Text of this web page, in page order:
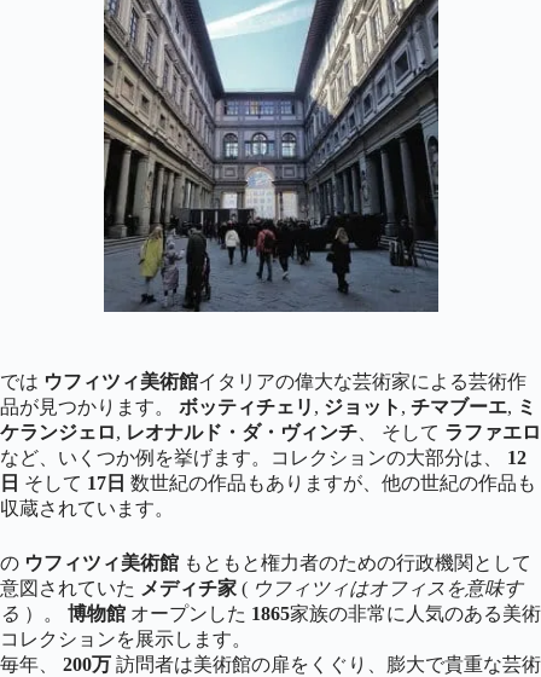
では ウフィツィ美術館イタリアの偉大な芸術家による芸術作
品が見つかります。 ボッティチェリ , ジョット , チマブーエ, ミ
ケランジェロ, レオナルド・ダ・ヴィンチ 、 そして ラファエロ
など、いくつか例を挙げます。コレクションの大部分は、 12
日 そして 17日 数世紀の作品もありますが、他の世紀の作品も
収蔵されています。
の ウフィツィ美術館 もともと権力者のための行政機関として
意図されていた メディチ家 ( ウフィツィはオフィスを意味す
る ）。 博物館 オープンした 1865家族の非常に人気のある美術
コレクションを展示します。
毎年、
200万 訪問者は美術館の扉をくぐり、膨大で貴重な芸術